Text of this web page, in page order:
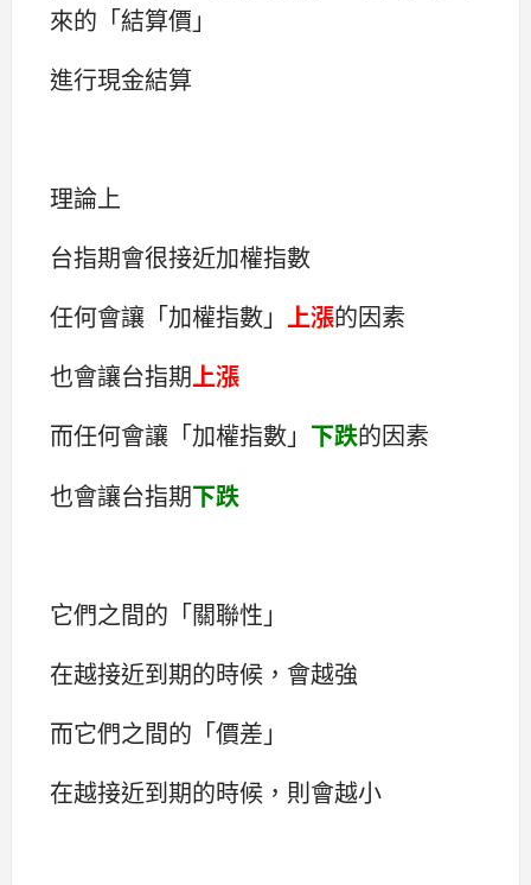
來的「結算價」
進行現金結算
理論上
台指期會很接近加權指數
任何會讓「加權指數」 上漲的因素
也會讓台指期上漲
而任何會讓「加權指數」 下跌的因素
也會讓台指期下跌
它們之間的「關聯性」
在越接近到期的時候，會越強
而它們之間的「價差」
在越接近到期的時候，則會越小